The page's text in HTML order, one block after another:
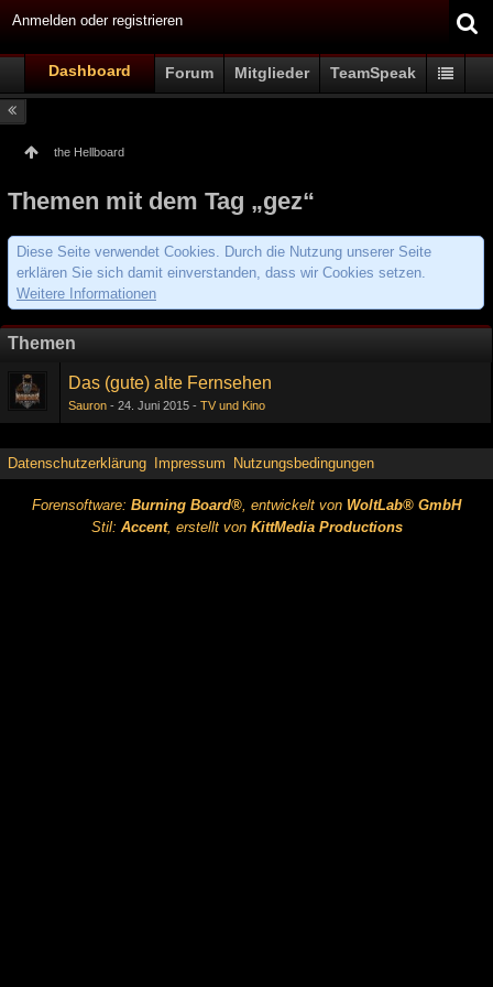
Anmelden oder registrieren
Dashboard Forum Mitglieder TeamSpeak
the Hellboard
Themen mit dem Tag „gez“
Diese Seite verwendet Cookies. Durch die Nutzung unserer Seite
erklären Sie sich damit einverstanden, dass wir Cookies setzen.
Weitere Informationen
Themen
Das (gute) alte Fernsehen
Sauron 24. Juni 2015 TV und Kino
Datenschutzerklärung Impressum Nutzungsbedingungen
Forensoftware: Burning Board®, entwickelt von WoltLab® GmbH
Stil: Accent, erstellt von KittMedia Productions